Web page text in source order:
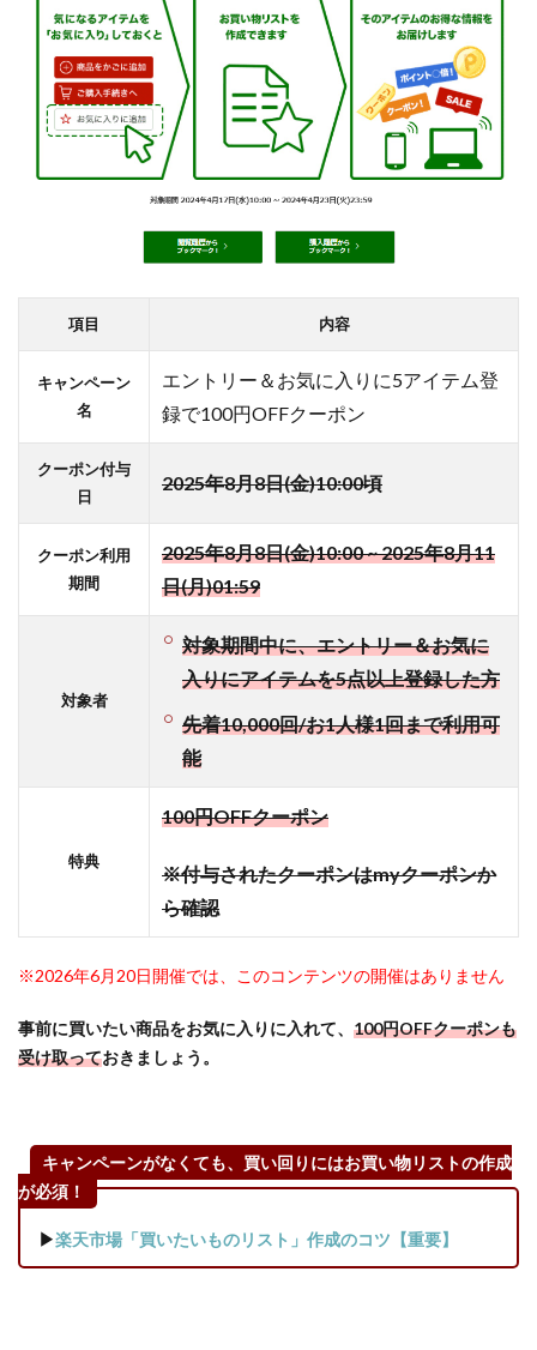
ト3倍
キャ
ンペ
ーン
が対
象
4.7
ップ
は買
い回
りに
に組
み込
4.8
経由
なら
グも
カ作
成も
4.9
その
他の
ント
項目 内容
キャンペーン
名
エントリー＆お気に入りに5アイテム登
録で100円OFFクーポン
クーポン付与
日
2025年8月8日(金)10:00頃
クーポン利用
期間
2025年8月8日(金)10:00 ~ 2025年8月11
日(月)01:59
対象者
対象期間中に、エントリー＆お気に
入りにアイテムを5点以上登録した方
先着10,000回/お1人様1回まで利用可
能
特典
100円OFFクーポン
※付与されたクーポンはmyクーポンか
ら確認
※2026年6月20日開催では、このコンテンツの開催はありません
事前に買いたい商品をお気に入りに入れて、 100円OFFクーポンも
受け取っておきましょう。
キャンペーンがなくても、買い回りにはお買い物リストの作成
が必須！
▶楽天市場「買いたいものリスト」作成のコツ【重要】